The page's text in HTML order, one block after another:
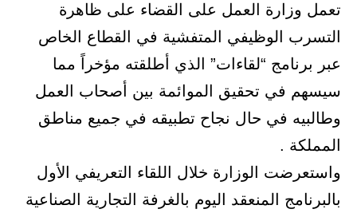
تعمل وزارة العمل على القضاء على ظاهرة
التسرب الوظيفي المتفشية في القطاع الخاص
عبر برنامج “لقاءات” الذي أطلقته مؤخراً مما
سيسهم في تحقيق الموائمة بين أصحاب العمل
وطالبيه في حال نجاح تطبيقه في جميع مناطق
المملكة .
واستعرضت الوزارة خلال اللقاء التعريفي الأول
بالبرنامج المنعقد اليوم بالغرفة التجارية الصناعية